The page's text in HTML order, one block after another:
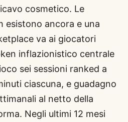
cosmetico. Le
esistono ancora e una
va ai giocatori
inflazionistico centrale
sei sessioni ranked a
ciascuna, e guadagno
al netto della
Negli ultimi 12 mesi